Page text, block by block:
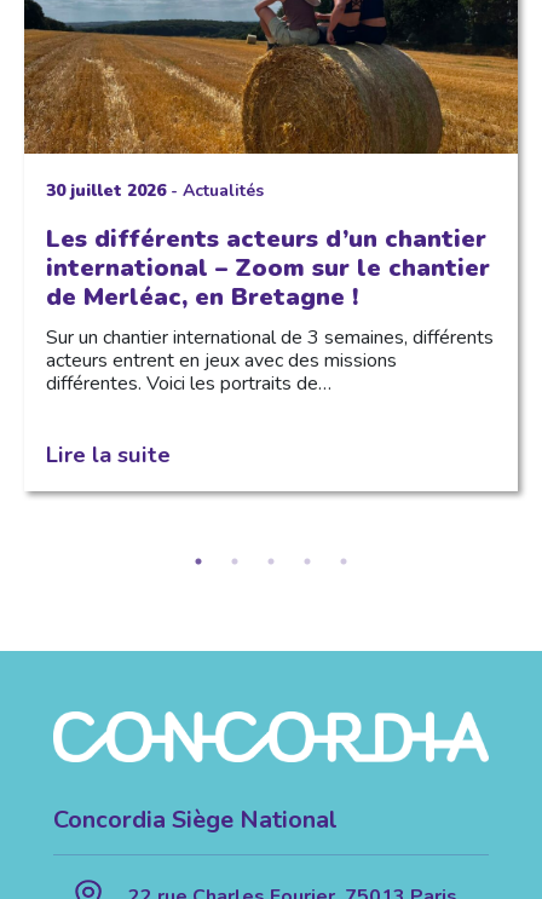
30 juillet 2026- Actualités
Les différents acteurs d’un chantier
international – Zoom sur le chantier
de Merléac, en Bretagne !
Sur un chantier international de 3 semaines, différents
acteurs entrent en jeux avec des missions
différentes. Voici les portraits de…
Lire la suite
Concordia Siège National